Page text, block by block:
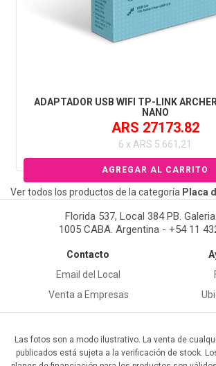
ADAPTADOR USB WIFI TP-LINK
NANO
ARS 27173.82
6 x ARS 5.661,21
Ver todos los productos de la categoría Placa
Florida 537, Local 384 PB.
1005 CABA. Argentina - +54 11
Contacto
Email del Local
Venta a Empresas
Las fotos son a modo ilustrativo. La venta de
publicados está sujeta a la verificación de stock.